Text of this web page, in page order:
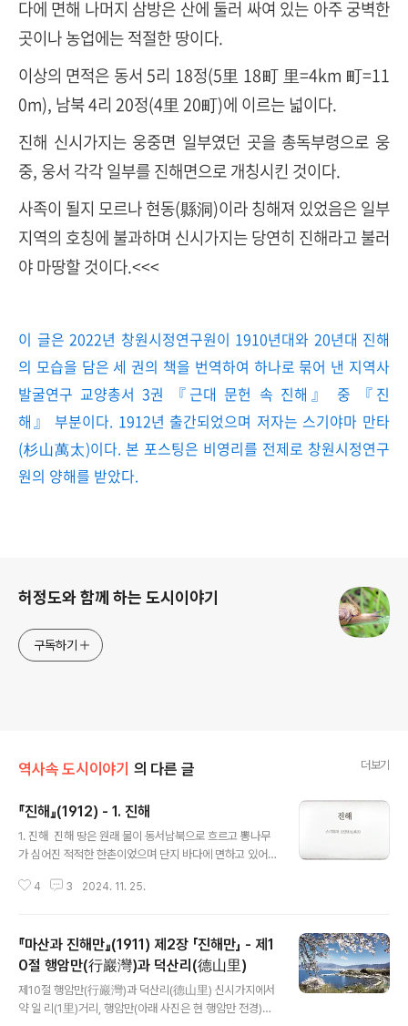
다에 면해 나머지 삼방은 산에 둘러 싸여 있는 아주 궁벽한
곳이나 농업에는 적절한 땅이다.
이상의 면적은 동서 5리 18정(5里 18町 里=4km 町=11
0m), 남북 4리 20정(4里 20町)에 이르는 넓이다.
진해 신시가지는 웅중면 일부였던 곳을 총독부령으로 웅
중, 웅서 각각 일부를 진해면으로 개칭시킨 것이다.
사족이 될지 모르나 현동(縣洞)이라 칭해져 있었음은 일부
지역의 호칭에 불과하며 신시가지는 당연히 진해라고 불러
야 마땅할 것이다.<<<
이 글은 2022년 창원시정연구원이 1910년대와 20년대 진해
의 모습을 담은 세 권의 책을 번역하여 하나로 묶어 낸 지역사
발굴연구 교양총서 3권 『근대 문헌 속 진해』 중 『진
해』 부분이다. 1912년 출간되었으며 저자는 스기야마 만타
(杉山萬太)이다. 본 포스팅은 비영리를 전제로 창원시정연구
원의 양해를 받았다.
허정도와 함께 하는 도시이야기
구독하기
역사속 도시이야기 의 다른 글 더보기
『진해』(1912) - 1. 진해
1. 진해 진해 땅은 원래 물이 동서남북으로 흐르고 뽕나무
가 심어진 적적한 한촌이었으며 단지 바다에 면하고 있어
한인이 띄엄띄엄 살고 있을 뿐이었다. 해 저문 뒤의 풍경이
것이 러일전쟁 때부터 아주 중요시되는 곳이 된 연유는 앞
에 진해만이란 세계에서 유일하게 좋은 항만을 가졌기 때
문이다. 군항시설에 관한 발표가 있고 난 후에는 많은 사람
들이 일제히 주목하게 되었다. 제1기, 제2기, 제3기에 이르
는 시가지대하(市街地貸下)가 발표되자 1년도 채 되지 않
4 3 2024. 11. 25.
『마산과 진해만』(1911) 제2장 「진해만」 - 제1
0절 행암만(行巖灣)과 덕산리(德山里)
제10절 행암만(行巖灣)과 덕산리(德山里) 신시가지에서
약 일 리(1里)거리, 행암만(아래 사진은 현 행암만 전경)에